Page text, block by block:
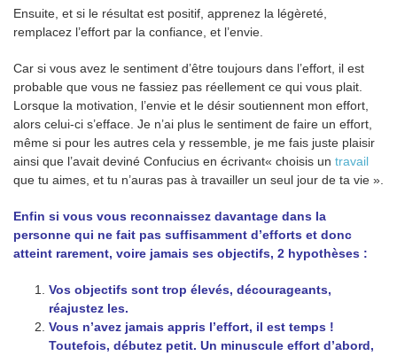
Ensuite, et si le résultat est positif, apprenez la légèreté,
remplacez l’effort par la confiance, et l’envie.
Car si vous avez le sentiment d’être toujours dans l’effort, il est
probable que vous ne fassiez pas réellement ce qui vous plait.
Lorsque la motivation, l’envie et le désir soutiennent mon effort,
alors celui-ci s’efface. Je n’ai plus le sentiment de faire un effort,
même si pour les autres cela y ressemble, je me fais juste plaisir
ainsi que l’avait deviné Confucius en écrivant« choisis un travail
que tu aimes, et tu n’auras pas à travailler un seul jour de ta vie ».
Enfin si vous vous reconnaissez davantage dans la
personne qui ne fait pas suffisamment d’efforts et donc
atteint rarement, voire jamais ses objectifs, 2 hypothèses :
Vos objectifs sont trop élevés, décourageants,
réajustez les.
Vous n’avez jamais appris l’effort, il est temps !
Toutefois, débutez petit. Un minuscule effort d’abord,